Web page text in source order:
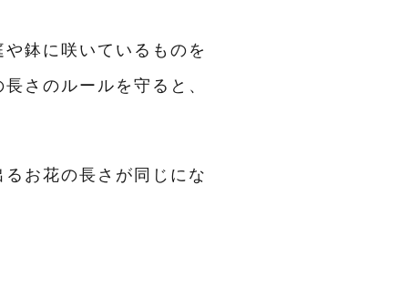
鉢に咲いているものを
さのルールを守ると、
お花の長さが同じにな